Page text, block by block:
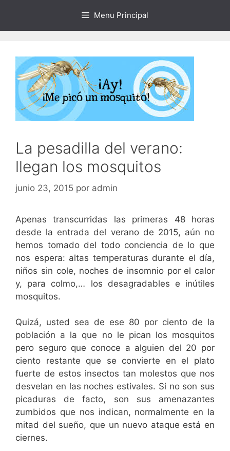
contenido
Menu Principal
La pesadilla del verano:
llegan los mosquitos
junio 23, 2015 por admin
Apenas transcurridas las primeras 48 horas
desde la entrada del verano de 2015, aún no
hemos tomado del todo conciencia de lo que
nos espera: altas temperaturas durante el día,
niños sin cole, noches de insomnio por el calor
y, para colmo,… los desagradables e inútiles
mosquitos.
Quizá, usted sea de ese 80 por ciento de la
población a la que no le pican los mosquitos
pero seguro que conoce a alguien del 20 por
ciento restante que se convierte en el plato
fuerte de estos insectos tan molestos que nos
desvelan en las noches estivales. Si no son sus
picaduras de facto, son sus amenazantes
zumbidos que nos indican, normalmente en la
mitad del sueño, que un nuevo ataque está en
ciernes.